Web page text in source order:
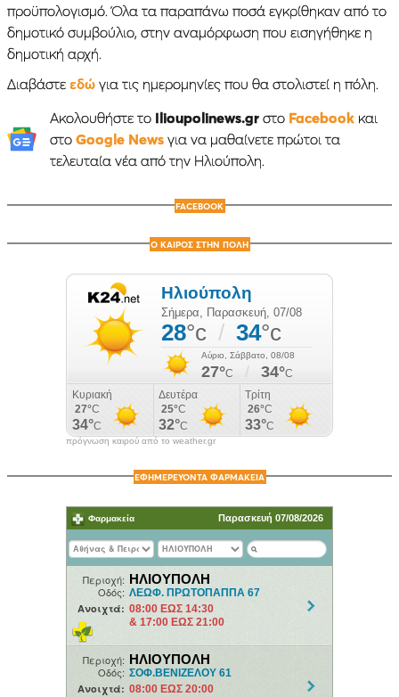
προϋπολογισμό. Όλα τα παραπάνω ποσά εγκρίθηκαν από το
δημοτικό συμβούλιο, στην αναμόρφωση που εισηγήθηκε η
δημοτική αρχή.
Διαβάστε εδώ για τις ημερομηνίες που θα στολιστεί η πόλη.
Ακολουθήστε το Ilioupolinews.grστο Facebookκαι
στο Google Newsγια να μαθαίνετε πρώτοι τα
τελευταία νέα από την Ηλιούπολη.
FACEBOOK
Ο ΚΑΙΡΟΣ ΣΤΗΝ ΠΟΛΗ
πρόγνωση καιρού από το weather.gr
ΕΦΗΜΕΡΕΥΟΝΤΑ ΦΑΡΜΑΚΕΙΑ